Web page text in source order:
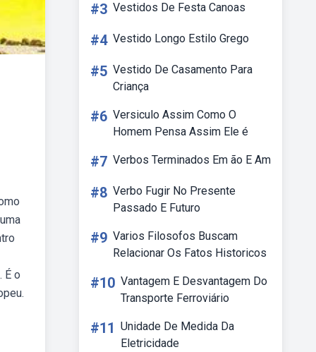
É o
#3 Vestidos De Festa Canoas
#4 Vestido Longo Estilo Grego
#5 Vestido De Casamento Para
Criança
#6 Versiculo Assim Como O
Homem Pensa Assim Ele é
#7 Verbos Terminados Em ão E Am
#8 Verbo Fugir No Presente
Passado E Futuro
#9 Varios Filosofos Buscam
Relacionar Os Fatos Historicos
#10 Vantagem E Desvantagem Do
Transporte Ferroviário
#11 Unidade De Medida Da
Eletricidade